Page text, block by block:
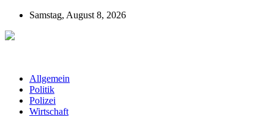
Samstag, August 8, 2026
Allgemein
Politik
Polizei
Wirtschaft